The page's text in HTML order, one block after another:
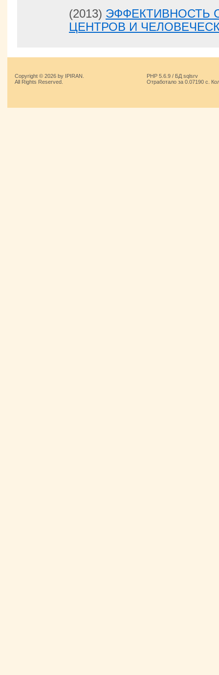
(2013) ЭФФЕКТИВНОСТЬ
ЦЕНТРОВ И
Copyright © 2026 by IPIRAN.
All Rights Reserved.
PHP 5.6.9 / БД sqlsrv
Отработало за 0.07190 с.